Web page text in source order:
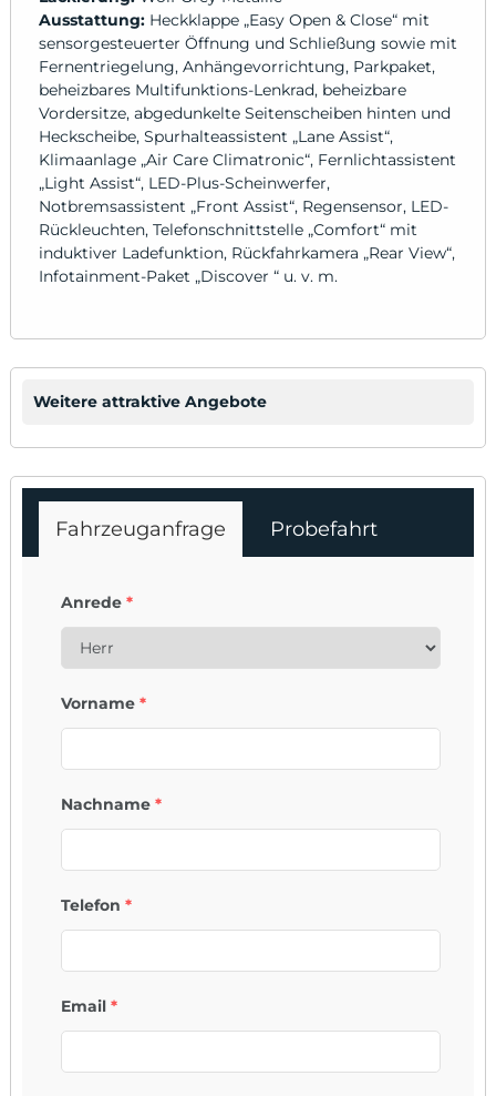
Ausstattung:Heckklappe „Easy Open & Close“ mit
sensorgesteuerter Öffnung und Schließung sowie mit
Fernentriegelung, Anhängevorrichtung, Parkpaket,
beheizbares Multifunktions-Lenkrad, beheizbare
Vordersitze, abgedunkelte Seitenscheiben hinten und
Heckscheibe, Spurhalteassistent „Lane Assist“,
Klimaanlage „Air Care Climatronic“, Fernlichtassistent
„Light Assist“, LED-Plus-Scheinwerfer,
Notbremsassistent „Front Assist“, Regensensor, LED-
Rückleuchten, Telefonschnittstelle „Comfort“ mit
induktiver Ladefunktion, Rückfahrkamera „Rear View“,
Infotainment-Paket „Discover “ u. v. m.
Weitere attraktive Angebote
Fahrzeuganfrage Probefahrt
Anrede *
Vorname *
Nachname *
Telefon *
Email *